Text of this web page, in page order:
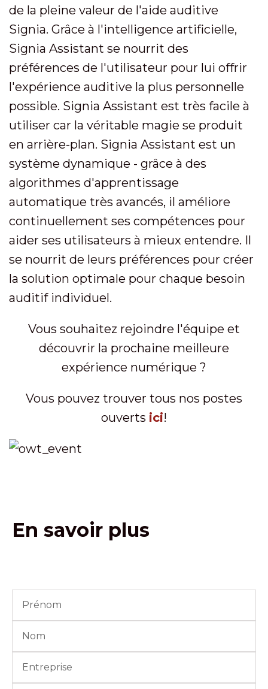
de la pleine valeur de l'aide auditive
Signia. Grâce à l'intelligence artificielle,
Signia Assistant se nourrit des
préférences de l'utilisateur pour lui offrir
l'expérience auditive la plus personnelle
possible. Signia Assistant est très facile à
utiliser car la véritable magie se produit
en arrière-plan. Signia Assistant est un
système dynamique - grâce à des
algorithmes d'apprentissage
automatique très avancés, il améliore
continuellement ses compétences pour
aider ses utilisateurs à mieux entendre. Il
se nourrit de leurs préférences pour créer
la solution optimale pour chaque besoin
auditif individuel.
Vous souhaitez rejoindre l'équipe et
découvrir la prochaine meilleure
expérience numérique ?
Vous pouvez trouver tous nos postes
ouverts ici!
En savoir plus